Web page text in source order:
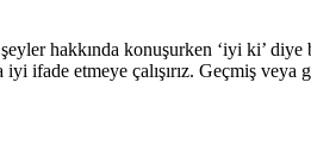
hakkında konuşurken ‘iyi ki’
ifade etmeye çalışırız. Geçmiş